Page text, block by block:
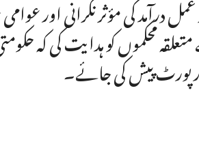
عمل درآمد کی مؤثر نگرانی
محکموں کو ہدایت کی کہ
رپورٹ پیش کی جائے۔